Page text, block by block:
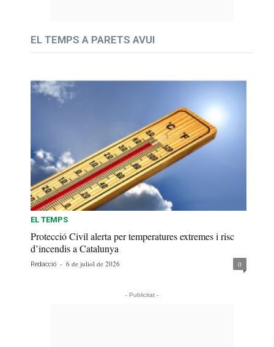
EL TEMPS A PARETS AVUI
EL TEMPS
Protecció Civil alerta per temperatures extremes i risc
d’incendis a Catalunya
Redacció - 6 de juliol de 2026 0
- Publicitat -